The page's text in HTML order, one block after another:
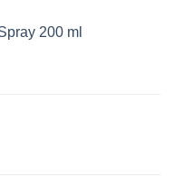
200 ml